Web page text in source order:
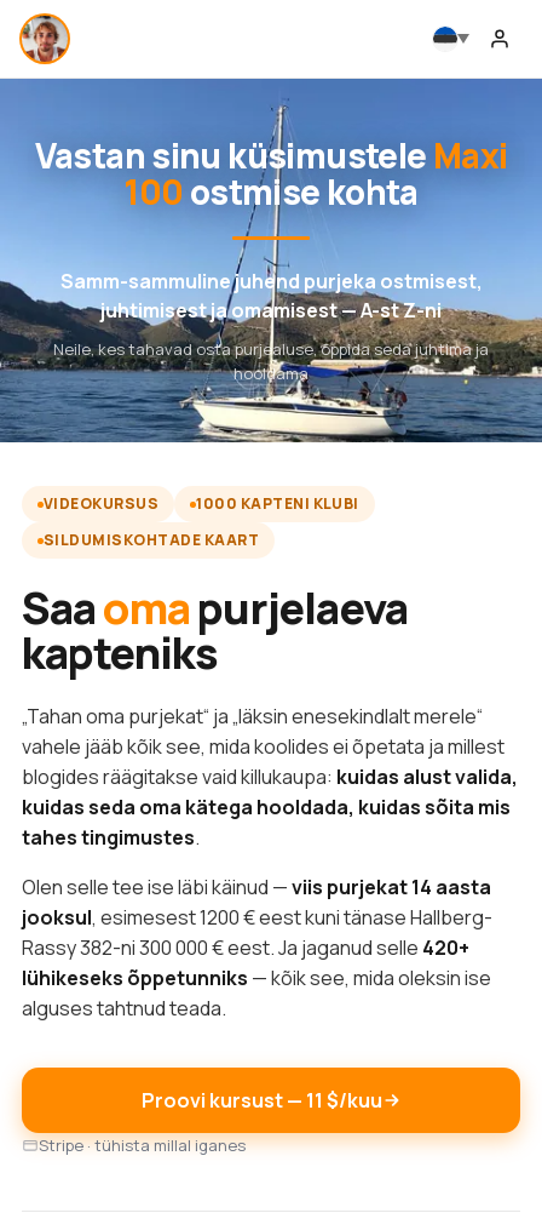
Vastan sinu küsimustele Maxi
100 ostmise kohta
Samm-sammuline juhend purjeka ostmisest,
juhtimisest ja omamisest — A-st Z-ni
Neile, kes tahavad osta purjealuse, õppida seda juhtima ja
hooldama
VIDEOKURSUS
1000 KAPTENI KLUBI
SILDUMISKOHTADE KAART
Saaomapurjelaeva
kapteniks
„Tahan oma purjekat“ ja „läksin enesekindlalt merele“
vahele jääb kõik see, mida koolides ei õpetata ja millest
blogides räägitakse vaid killukaupa: kuidas alust valida,
kuidas seda oma kätega hooldada, kuidas sõita mis
tahes tingimustes.
Olen selle tee ise läbi käinud —viis purjekat 14 aasta
jooksul, esimesest 1200 € eest kuni tänase Hallberg-
Rassy 382-ni 300 000 € eest. Ja jaganud selle 420+
lühikeseks õppetunniks — kõik see, mida oleksin ise
alguses tahtnud teada.
Proovi kursust — 11 $/kuu
Stripe · tühista millal iganes